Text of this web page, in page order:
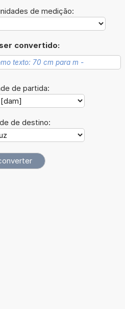
de medição:
convertido:
de partida:
de destino: